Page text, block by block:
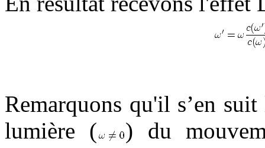
Remarquons qu'il s’en
lumière (
) du